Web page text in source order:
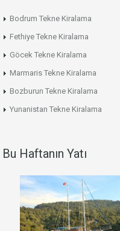
Bodrum Tekne Kiralama
Fethiye Tekne Kiralama
Göcek Tekne Kiralama
Marmaris Tekne Kiralama
Bozburun Tekne Kiralama
Yunanistan Tekne Kiralama
Bu Haftanın Yatı